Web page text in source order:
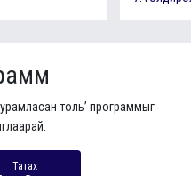
толь’ программыг
Татах